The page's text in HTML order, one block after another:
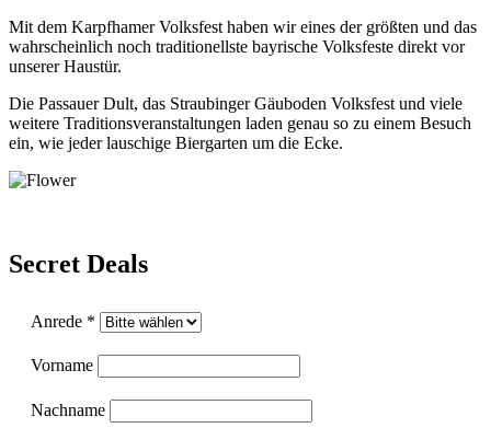
Mit dem Karpfhamer Volksfest haben wir eines der größten und das
wahrscheinlich noch traditionellste bayrische Volksfeste direkt vor
unserer Haustür.
Die Passauer Dult, das Straubinger Gäuboden Volksfest und viele
weitere Traditionsveranstaltungen laden genau so zu einem Besuch
ein, wie jeder lauschige Biergarten um die Ecke.
Secret Deals
Anrede *
Vorname
Nachname